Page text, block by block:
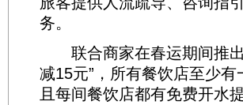
务。
联合商家在春运期间推出
减15元”，所有餐饮店至少
且每间餐饮店都有免费开水